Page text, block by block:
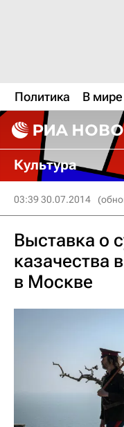
Политика В мире
Культура
03:39 30.07.2014
Выставка о
казачества
в Москве